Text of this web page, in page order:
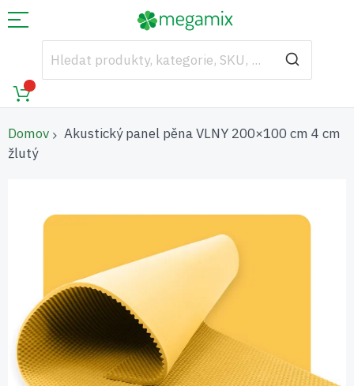
Domov
Akustický panel pěna VLNY 200×100 cm 4 cm
žlutý